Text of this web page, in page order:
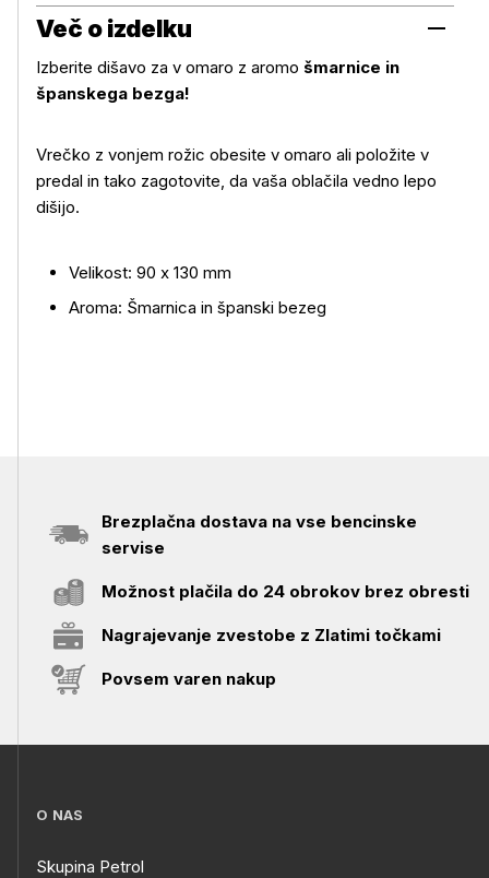
Več o izdelku
Več o izdelku
Izberite dišavo za v omaro z aromo šmarnice in
španskega bezga!
Vrečko z vonjem rožic obesite v omaro ali položite v
predal in tako zagotovite, da vaša oblačila vedno lepo
dišijo.
Velikost: 90 x 130 mm
Aroma: Šmarnica in španski bezeg
Brezplačna dostava na vse bencinske
servise
Možnost plačila do 24 obrokov brez obresti
Nagrajevanje zvestobe z Zlatimi točkami
Povsem varen nakup
O NAS
Skupina Petrol